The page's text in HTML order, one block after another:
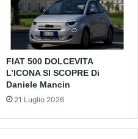
FIAT 500 DOLCEVITA
L’ICONA SI SCOPRE Di
Daniele Mancin
21 Luglio 2026